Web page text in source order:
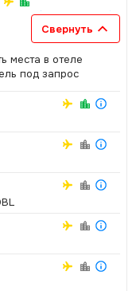
Свернуть
места в отеле
под запрос